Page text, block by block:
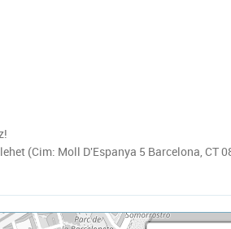
(Cim: Moll D'Espanya 5 Barcelona, CT